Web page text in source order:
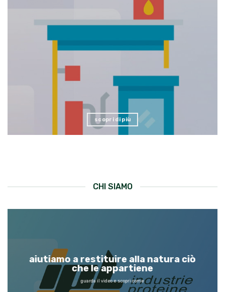
scopri di più
CHI SIAMO
aiutiamo a restituire alla natura ciò
che le appartiene
guarda il video e scopri come